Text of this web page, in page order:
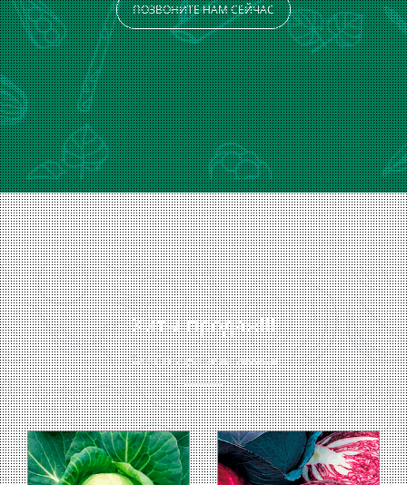
ПОЗВОНИТЕ НАМ СЕЙЧАС
Хиты продаж!!!
Самая популярная рассада